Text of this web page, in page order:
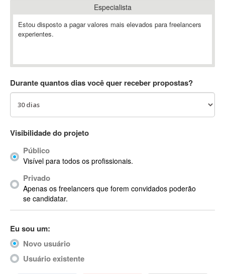
Ableton Push
Abstract
AC3
ACID Pro
ACPI
Acrobat
Acrobat X
Acronis
ACT
Actimize
ActionScript
ActionScript 3
Especialista
Estou disposto a pagar valores mais elevados para freelancers
experientes.
Durante quantos dias você quer receber propostas?
Visibilidade do projeto
Público
Visível para todos os profissionais.
Privado
Apenas os freelancers que forem convidados poderão
se candidatar.
Eu sou um:
Novo usuário
Usuário existente